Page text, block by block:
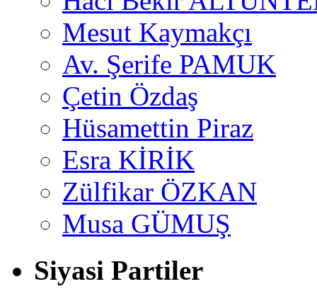
Mesut Kaymakçı
Av. Şerife PAMUK
Çetin Özdaş
Hüsamettin Piraz
Esra KİRİK
Zülfikar ÖZKAN
Musa GÜMUŞ
Siyasi Partiler